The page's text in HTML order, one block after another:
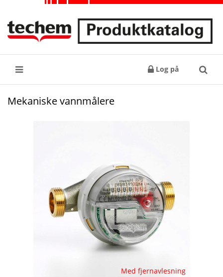
Log på Søk
Mekaniske vannmålere
Med fjernavlesning